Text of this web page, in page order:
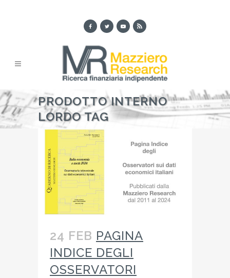
PRODOTTO INTERNO
LORDO TAG
24 FEB PAGINA
INDICE DEGLI
OSSERVATORI